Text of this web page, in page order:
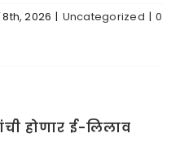
8th, 2026 | Uncategorized | 0
होणार ई-लिलाव